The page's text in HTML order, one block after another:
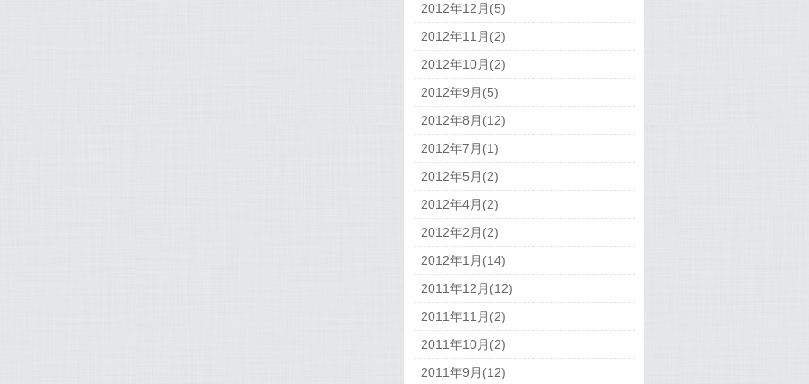
2012年12月(5)
2012年11月(2)
2012年10月(2)
2012年9月(5)
2012年8月(12)
2012年7月(1)
2012年5月(2)
2012年4月(2)
2012年2月(2)
2012年1月(14)
2011年12月(12)
2011年11月(2)
2011年10月(2)
2011年9月(12)